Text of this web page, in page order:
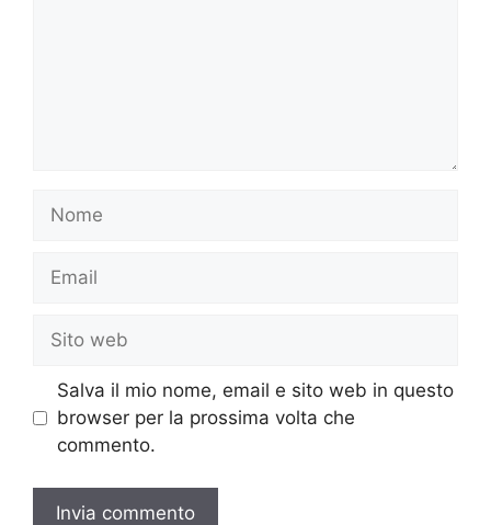
Nome
Email
Sito
web
Salva il mio nome, email e sito web in questo
browser per la prossima volta che
commento.